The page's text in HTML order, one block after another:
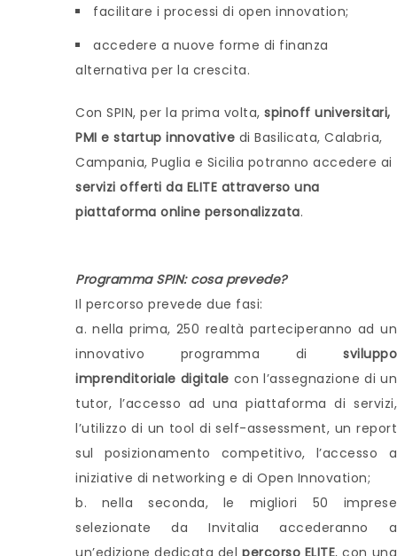
facilitare i processi di open innovation;
accedere a nuove forme di finanza
alternativa per la crescita.
Con SPIN, per la prima volta, spinoff universitari,
PMI e startup innovative di Basilicata, Calabria,
Campania, Puglia e Sicilia potranno accedere ai
servizi offerti da ELITE attraverso una
piattaforma online personalizzata.
Programma SPIN: cosa prevede?
Il percorso prevede due fasi:
a. nella prima, 250 realtà parteciperanno ad un
innovativo programma di sviluppo
imprenditoriale digitale con l’assegnazione di un
tutor, l’accesso ad una piattaforma di servizi,
l’utilizzo di un tool di self-assessment, un report
sul posizionamento competitivo, l’accesso a
iniziative di networking e di Open Innovation;
b. nella seconda, le migliori 50 imprese
selezionate da Invitalia accederanno a
un’edizione dedicata del percorso ELITE, con una